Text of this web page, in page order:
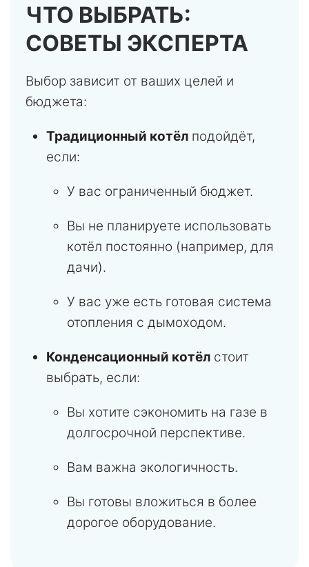
ЧТО ВЫБРАТЬ:
СОВЕТЫ ЭКСПЕРТА
Выбор зависит от ваших целей и
бюджета:
Традиционный котёл подойдёт,
если:
У вас ограниченный бюджет.
Вы не планируете использовать
котёл постоянно (например, для
дачи).
У вас уже есть готовая система
отопления с дымоходом.
Конденсационный котёл стоит
выбрать, если:
Вы хотите сэкономить на газе в
долгосрочной перспективе.
Вам важна экологичность.
Вы готовы вложиться в более
дорогое оборудование.